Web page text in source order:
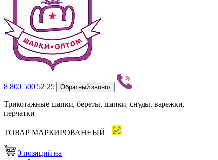
8 800 500 52 25 Обратный звонок
Трикотажные шапки, береты, шапки, снуды, варежки,
перчатки
ТОВАР МАРКИРОВАННЫЙ
0 позиций на